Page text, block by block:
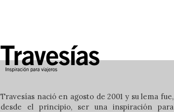
Travesías nació en agosto de 2001 y su lema fue,
desde el principio, ser una inspiración para